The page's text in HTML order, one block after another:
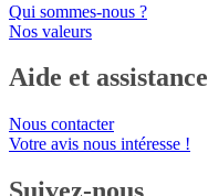
Qui sommes-nous ?
Nos valeurs
Aide et assistance
Nous contacter
Votre avis nous intéresse !